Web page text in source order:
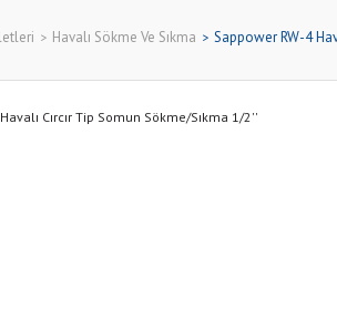
Havalı Sökme Ve Sıkma Sappower RW-4